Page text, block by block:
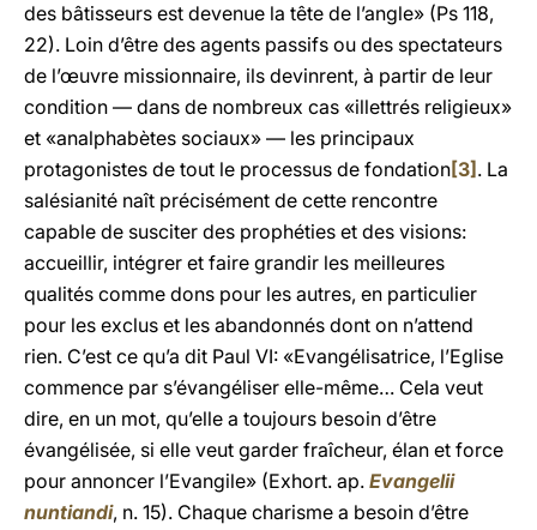
des bâtisseurs est devenue la tête de l’angle» (Ps 118,
22). Loin d’être des agents passifs ou des spectateurs
de l’œuvre missionnaire, ils devinrent, à partir de leur
condition — dans de nombreux cas «illettrés religieux»
et «analphabètes sociaux» — les principaux
protagonistes de tout le processus de fondation[3] . La
salésianité naît précisément de cette rencontre
capable de susciter des prophéties et des visions:
accueillir, intégrer et faire grandir les meilleures
qualités comme dons pour les autres, en particulier
pour les exclus et les abandonnés dont on n’attend
rien. C’est ce qu’a dit Paul VI: «Evangélisatrice, l’Eglise
commence par s’évangéliser elle-même… Cela veut
dire, en un mot, qu’elle a toujours besoin d’être
évangélisée, si elle veut garder fraîcheur, élan et force
pour annoncer l’Evangile» (Exhort. ap. Evangelii
nuntiandi, n. 15). Chaque charisme a besoin d’être